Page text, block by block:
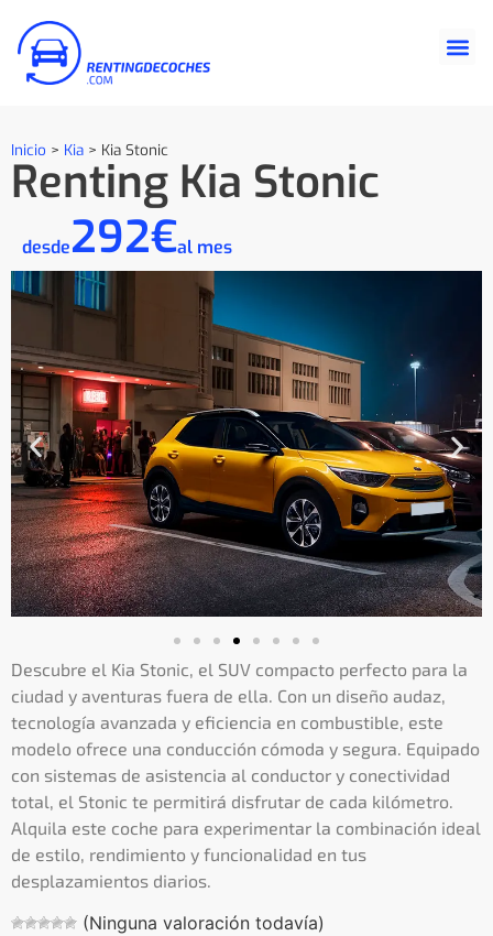
Inicio > Kia > Kia Stonic
Renting Kia Stonic
desde292€al mes
Descubre el Kia Stonic, el SUV compacto perfecto para la
ciudad y aventuras fuera de ella. Con un diseño audaz,
tecnología avanzada y eficiencia en combustible, este
modelo ofrece una conducción cómoda y segura. Equipado
con sistemas de asistencia al conductor y conectividad
total, el Stonic te permitirá disfrutar de cada kilómetro.
Alquila este coche para experimentar la combinación ideal
de estilo, rendimiento y funcionalidad en tus
desplazamientos diarios.
(Ninguna valoración todavía)